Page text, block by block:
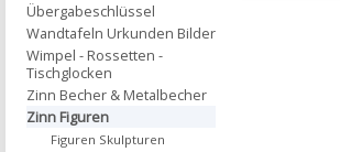
Übergabeschlüssel
Wandtafeln Urkunden Bilder
Wimpel - Rossetten -
Tischglocken
Zinn Becher & Metalbecher
Zinn Figuren
Figuren Skulpturen